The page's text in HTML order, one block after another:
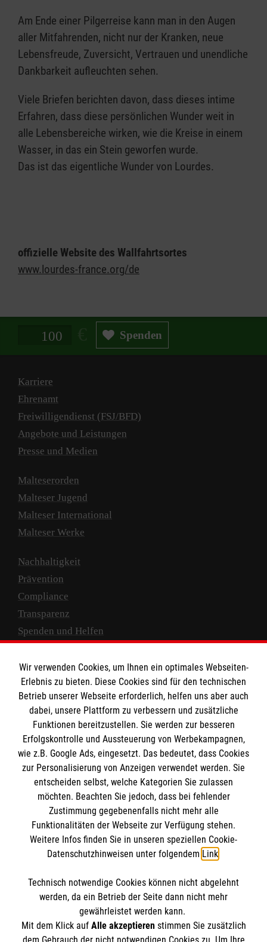
Am Ende einer Pilgerreise kann man in den Augen
aller Mitfahrenden, nicht nur der Kranken, neue
Lebensfreude, Zuversicht, Vertrauen und unendliche
Dankbarkeit aufleuchten sehen.
Viele Briefen berichten davon, dass dieses intime
Erfahren, dass diese persönlichen Wunder weit in
alle Lebensbereiche wirken, wie die Kreise in einem
Wasser, in das ein Stein geworfen wurde.
Das ist das eigentliche Wunder von Lourdes.
offizielle Website des Wallfahrtsortes
www.lourdes-france.org/de
Spendenbetrag in Euro Spenden
Karriere
Ehrenamt
Freiwilligendienst (FSJ/BFD)
Angebote und Leistungen
Presse und Medien
Malteserorden
Malteser Jugend
Malteser International
Malteser Werke
Nachhaltigkeit
Prävention
Compliance
Transparenz
Spenden und Helfen
Empfänger: Malteser Hilfsdienst e.V.
IBAN: DE10 3706 0120 1201 2000 12
BIC: GENODED 1PA7
Newsletter abonnieren
Cookies verwalten|AGB|Impressum|Datenschutz
Barrierefreiheit |Kontakt| Sharepoint|Mediathek
Wir verwenden Cookies, um Ihnen ein optimales Webseiten-
Erlebnis zu bieten. Diese Cookies sind für den technischen
Betrieb unserer Webseite erforderlich, helfen uns aber auch
dabei, unsere Plattform zu verbessern und zusätzliche
Funktionen bereitzustellen. Sie werden zur besseren
Erfolgskontrolle und Aussteuerung von Werbekampagnen,
wie z.B. Google Ads, eingesetzt. Das bedeutet, dass Cookies
zur Personalisierung von Anzeigen verwendet werden. Sie
entscheiden selbst, welche Kategorien Sie zulassen
möchten. Beachten Sie jedoch, dass bei fehlender
Zustimmung gegebenenfalls nicht mehr alle
Funktionalitäten der Webseite zur Verfügung stehen.
Weitere Infos finden Sie in unseren speziellen Cookie-
Datenschutzhinweisen unter folgendem Link.
Technisch notwendige Cookies können nicht abgelehnt
werden, da ein Betrieb der Seite dann nicht mehr
gewährleistet werden kann.
Mit dem Klick auf Alle akzeptierenstimmen Sie zusätzlich